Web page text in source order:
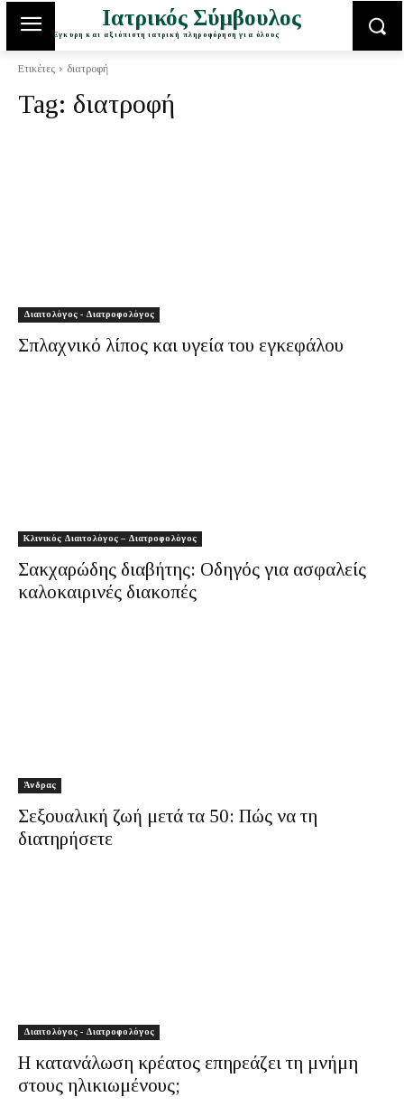
Ιατρικός Σύμβουλος
Έγκυρη και αξιόπιστη ιατρική πληροφόρηση για όλους
Ετικέτες διατροφή
Tag: διατροφή
Διαιτολόγος - Διατροφολόγος
Σπλαχνικό λίπος και υγεία του εγκεφάλου
Κλινικός Διαιτολόγος – Διατροφολόγος
Σακχαρώδης διαβήτης: Οδηγός για ασφαλείς
καλοκαιρινές διακοπές
Άνδρας
Σεξουαλική ζωή μετά τα 50: Πώς να τη
διατηρήσετε
Διαιτολόγος - Διατροφολόγος
Η κατανάλωση κρέατος επηρεάζει τη μνήμη
στους ηλικιωμένους;